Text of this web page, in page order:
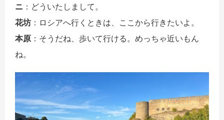
ニ ：どういたしまして。
花坊 ：ロシアへ行くときは、ここから行きたいよ。
本原 ：そうだね、歩いて行ける。めっちゃ近いもん
ね。